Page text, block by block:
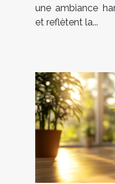
une ambiance
et reflètent la...